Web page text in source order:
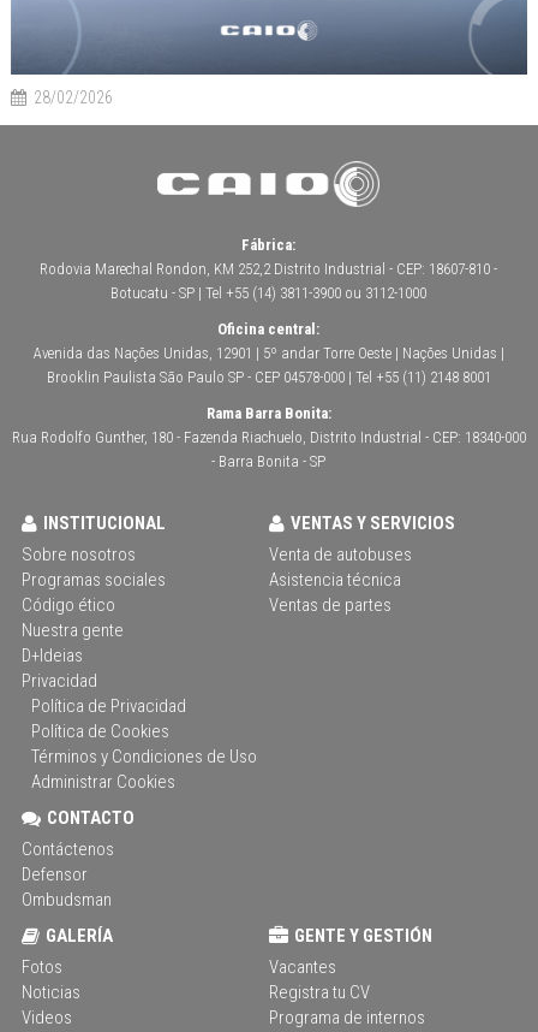
28/02/2026
Fábrica:
Rodovia Marechal Rondon, KM 252,2 Distrito Industrial - CEP: 18607-810 -
Botucatu - SP | Tel +55 (14) 3811-3900 ou 3112-1000
Oficina central:
Avenida das Nações Unidas, 12901 | 5º andar Torre Oeste | Nações Unidas |
Brooklin Paulista São Paulo SP - CEP 04578-000 | Tel +55 (11) 2148 8001
Rama Barra Bonita:
Rua Rodolfo Gunther, 180 - Fazenda Riachuelo, Distrito Industrial - CEP: 18340-000
- Barra Bonita - SP
INSTITUCIONAL
Sobre nosotros
Programas sociales
Código ético
Nuestra gente
D+Ideias
Privacidad
Política de Privacidad
Política de Cookies
Términos y Condiciones de Uso
Administrar Cookies
VENTAS Y SERVICIOS
Venta de autobuses
Asistencia técnica
Ventas de partes
CONTACTO
Contáctenos
Defensor
Ombudsman
GALERÍA
Fotos
Noticias
Videos
GENTE Y GESTIÓN
Vacantes
Registra tu CV
Programa de internos